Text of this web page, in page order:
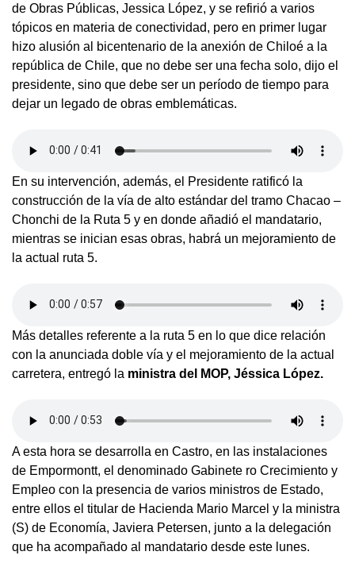
de Obras Públicas, Jessica López, y se refirió a varios
tópicos en materia de conectividad, pero en primer lugar
hizo alusión al bicentenario de la anexión de Chiloé a la
república de Chile, que no debe ser una fecha solo, dijo el
presidente, sino que debe ser un período de tiempo para
dejar un legado de obras emblemáticas.
En su intervención, además, el Presidente ratificó la
construcción de la vía de alto estándar del tramo Chacao –
Chonchi de la Ruta 5 y en donde añadió el mandatario,
mientras se inician esas obras, habrá un mejoramiento de
la actual ruta 5.
Más detalles referente a la ruta 5 en lo que dice relación
con la anunciada doble vía y el mejoramiento de la actual
carretera, entregó la ministra del MOP, Jéssica López.
A esta hora se desarrolla en Castro, en las instalaciones
de Empormontt, el denominado Gabinete ro Crecimiento y
Empleo con la presencia de varios ministros de Estado,
entre ellos el titular de Hacienda Mario Marcel y la ministra
(S) de Economía, Javiera Petersen, junto a la delegación
que ha acompañado al mandatario desde este lunes.